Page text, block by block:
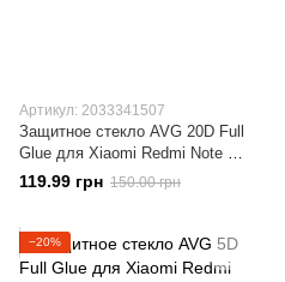
Артикул: 2033341507
Защитное стекло AVG 20D Full
Glue для Xiaomi Redmi Note 11
Pro полноэкранное черное
119.99 грн 150.00 грн
−20%